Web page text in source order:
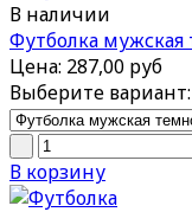
В наличии
Футболка мужская
Цена: 287,00 руб
Выберите вариант:
В корзину